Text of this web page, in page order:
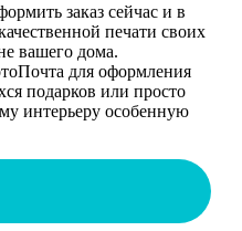
заказ сейчас и в
печати своих
вашего дома.
для оформления
подарков или просто
интерьеру особенную